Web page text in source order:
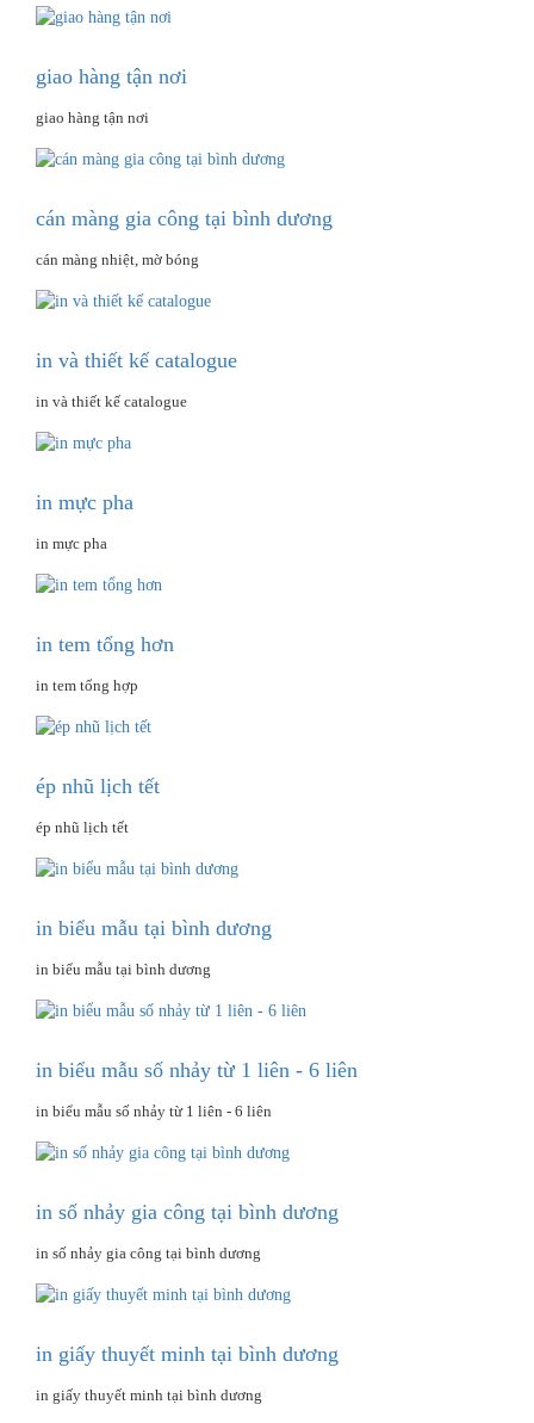
giao hàng tận nơi
giao hàng tận nơi
cán màng gia công tại bình dương
cán màng nhiệt, mờ bóng
in và thiết kế catalogue
in và thiết kế catalogue
in mực pha
in mực pha
in tem tổng hơn
in tem tổng hợp
ép nhũ lịch tết
ép nhũ lịch tết
in biểu mẫu tại bình dương
in biểu mẫu tại bình dương
in biểu mẫu số nhảy từ 1 liên - 6 liên
in biểu mẫu số nhảy từ 1 liên - 6 liên
in số nhảy gia công tại bình dương
in số nhảy gia công tại bình dương
in giấy thuyết minh tại bình dương
in giấy thuyết minh tại bình dương